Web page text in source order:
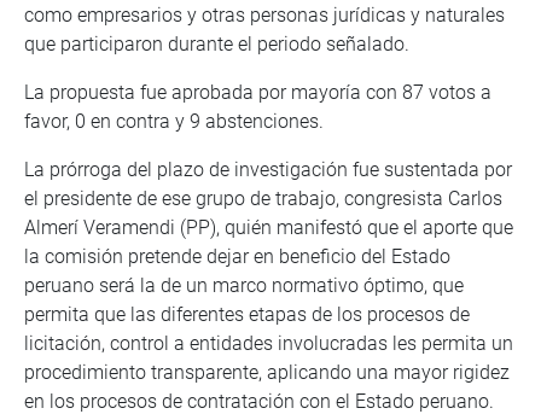
como empresarios y otras personas jurídicas y naturales
que participaron durante el periodo señalado.
La propuesta fue aprobada por mayoría con 87 votos a
favor, 0 en contra y 9 abstenciones.
La prórroga del plazo de investigación fue sustentada por
el presidente de ese grupo de trabajo, congresista Carlos
Almerí Veramendi (PP), quién manifestó que el aporte que
la comisión pretende dejar en beneficio del Estado
peruano será la de un marco normativo óptimo, que
permita que las diferentes etapas de los procesos de
licitación, control a entidades involucradas les permita un
procedimiento transparente, aplicando una mayor rigidez
en los procesos de contratación con el Estado peruano.